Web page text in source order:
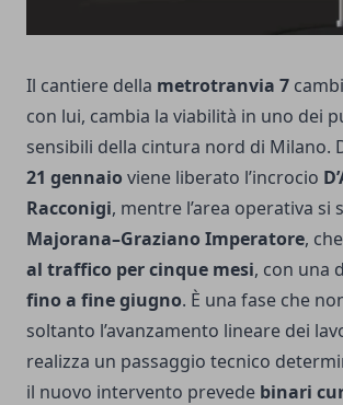
Il cantiere della metrotranvia 7
con lui, cambia la viabilità in uno dei
sensibili della cintura nord di Milano.
21 gennaio viene liberato l’incrocio
Racconigi, mentre l’area operativa si
Majorana–Graziano Imperatore,
al traffico per cinque mesi, con una
fino a fine giugno. È una fase che
soltanto l’avanzamento lineare dei
realizza un passaggio tecnico
il nuovo intervento prevede binari